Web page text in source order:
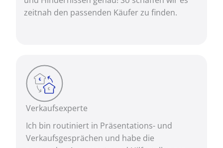
zeitnah den passenden Käufer zu finden.
Verkaufsexperte
Ich bin routiniert in Präsentations- und
Verkaufsgesprächen und habe die